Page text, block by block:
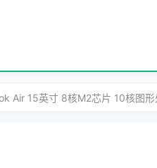
Air 15英寸 8核M2芯片 10核图